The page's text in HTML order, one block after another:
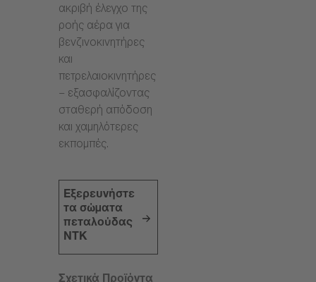
ακριβή έλεγχο της
ροής αέρα για
βενζινοκινητήρες
και
πετρελαιοκινητήρες
– εξασφαλίζοντας
σταθερή απόδοση
και χαμηλότερες
εκπομπές.
Εξερευνήστε
τα σώματα
πεταλούδας
NTK